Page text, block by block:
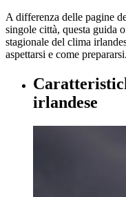
A differenza delle pagine
singole città, questa guida
stagionale del clima
aspettarsi e come prepararsi.
irlandese